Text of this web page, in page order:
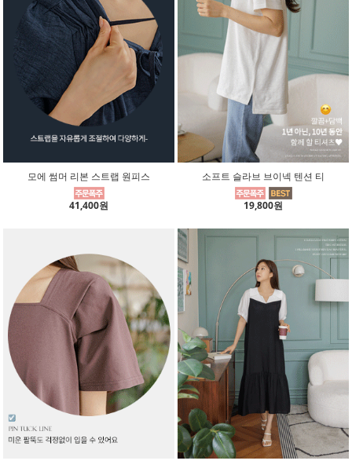
모에 썸머 리본 스트랩 원피스
41,400원
소프트 슬라브 브이넥 텐션 티
19,800원